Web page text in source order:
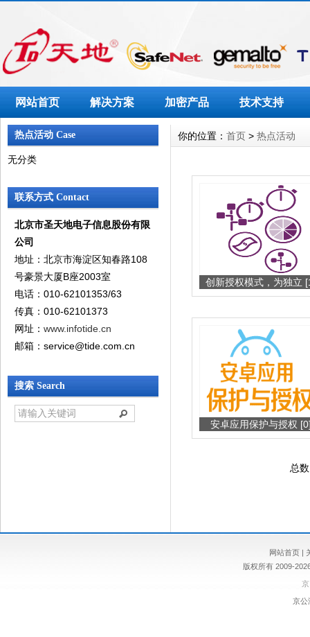
网站首页 解决方案 加密产品 技术支持
热点活动 Case
无分类
联系方式 Contact
北京市圣天地电子信息股份有限
公司
地址：北京市海淀区知春路108
号豪景大厦B座2003室
电话：010-62101353/63
传真：010-62101373
网址： www.infotide.cn
邮箱：service@tide.com.cn‍
搜索 Search
你的位置： 首页 > 热点活动
创新授权模式，为独立
安卓应用保护与授权
总
网站首页|
版权所有 2009-
京公